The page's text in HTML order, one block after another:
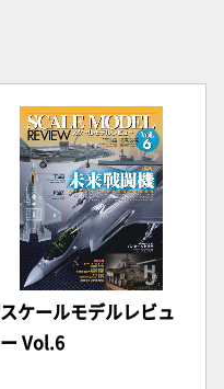
スケールモデルレビュ
ー Vol.6